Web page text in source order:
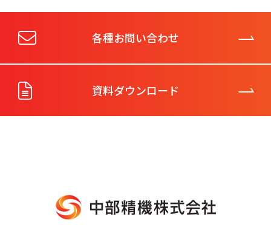
各種お問い合わせ
資料ダウンロード